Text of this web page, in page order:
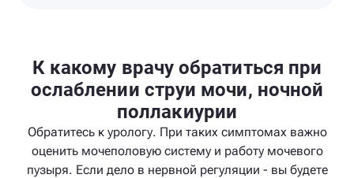
К какому врачу обратиться при
ослаблении струи мочи, ночной
поллакиурии
Обратитесь к урологу. При таких симптомах важно
оценить мочеполовую систему и работу мочевого
пузыря. Если дело в нервной регуляции - вы будете